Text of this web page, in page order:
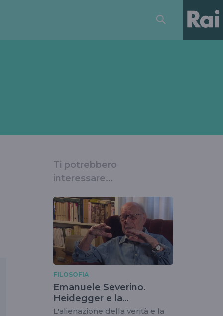
Ti potrebbero
interessare...
FILOSOFIA
Emanuele Severino.
Heidegger e la
metafisica classica
L'alienazione della verità e la